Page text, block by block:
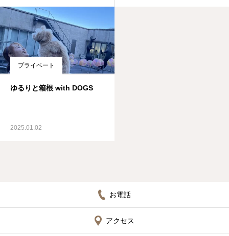
プライベート
ゆるりと箱根 with DOGS
2025.01.02
お電話
アクセス